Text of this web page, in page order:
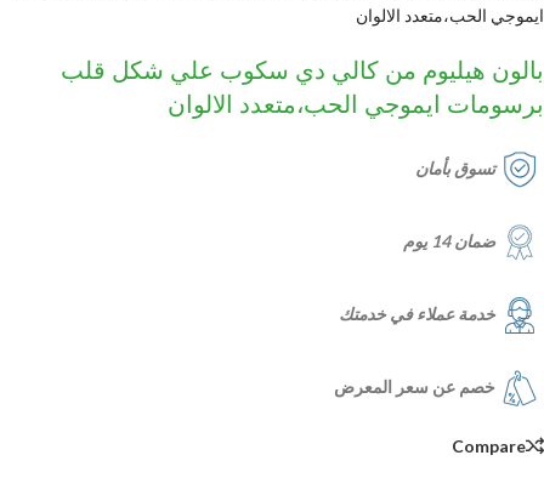
ايموجي الحب،متعدد الالوان
بالون هيليوم من كالي دي سكوب علي شكل قلب
برسومات ايموجي الحب،متعدد الالوان
تسوق بأمان
ضمان 14 يوم
خدمة عملاء في خدمتك
خصم عن سعر المعرض
Compare